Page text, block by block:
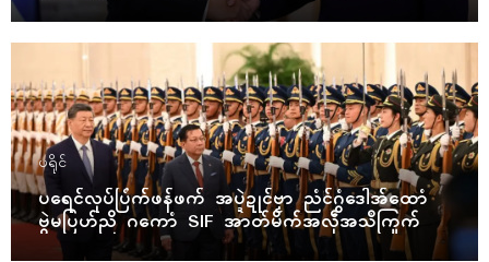
ပရိုၚ်
ပရေၚ်လုပ်ပြံက်ဖန်ဖက် အပ္ဍဲဍုၚ်ဗၟာ ညံၚ်ဂွံဒေါအ်ထောံ
ဗွဲမပြဟ်ညိ ဂကောံ SIF အာတ်မိက်အလဵုအသဳကြုက်